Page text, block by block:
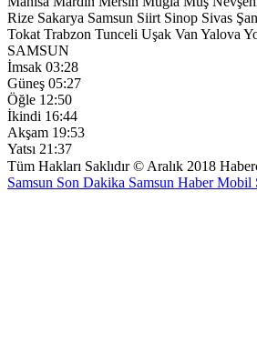
Rize Sakarya Samsun Siirt Sinop Sivas
Tokat Trabzon Tunceli Uşak Van Yalova
SAMSUN
İmsak 03:28
Güneş 05:27
Öğle 12:50
İkindi 16:44
Akşam 19:53
Yatsı 21:37
Tüm Hakları Saklıdır © Aralık 2018
Samsun Son Dakika Samsun HaberMobil